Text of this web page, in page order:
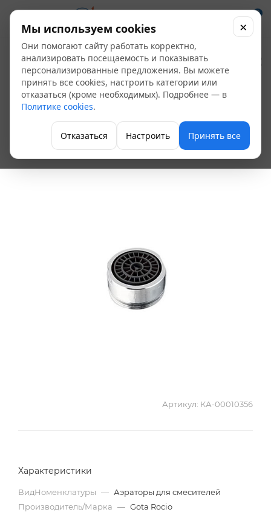
0
Аэратор для
смесителя GOTA
ROCIO G97179 НР,
диаметр 24 мм
Аэраторы
Артикул: КА-00010356
Характеристики
ВидНоменклатуры — Аэраторы для смесителей
Производитель/Марка — Gota Rocio
Мы используем cookies
Они помогают сайту работать корректно,
анализировать посещаемость и показывать
персонализированные предложения. Вы можете
принять все cookies, настроить категории или
отказаться (кроме необходимых). Подробнее — в
Политике cookies.
Отказаться Настроить Принять все
×